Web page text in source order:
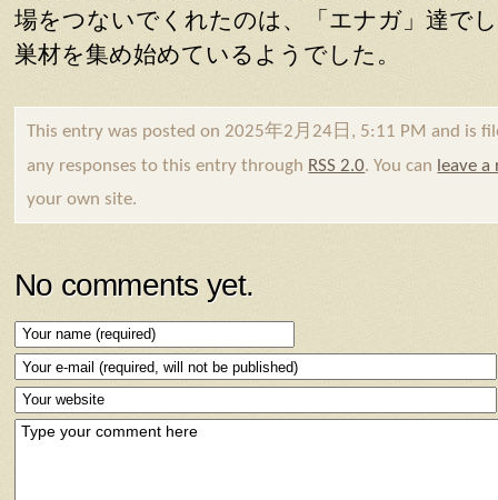
場をつないでくれたのは、「エナガ」達で
巣材を集め始めているようでした。
This entry was posted on 2025年2月24日, 5:11 PM and is
any responses to this entry through RSS 2.0. You can leave a
your own site.
No comments yet.